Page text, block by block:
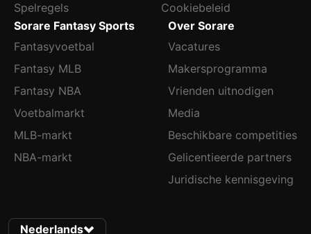
Spelregels
Cookiebeleid
Sorare Fantasy Sports
Fantasyvoetbal
Fantasy MLB
Fantasy NBA
Voetbalmarkt
MLB-markt
NBA-markt
Over Sorare
Vacatures
Makersprogramma
Vrienden uitnodigen
Media
Beschikbare competities
Gelicentieerde partners
Juridische kennisgeving
Nederlands